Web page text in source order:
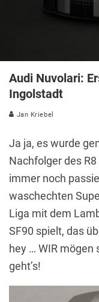
Audi Nuvolari:
Ingolstadt
Jan Kriebel
Ja ja, es wurde
Nachfolger des
immer noch
waschechten
Liga mit dem
SF90 spielt, das
hey … WIR mögen
geht’s!